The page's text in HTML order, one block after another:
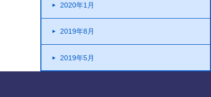
2020年1月
2019年8月
2019年5月